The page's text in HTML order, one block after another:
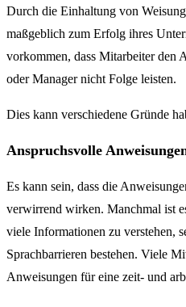
Durch die Einhaltung von
maßgeblich zum Erfolg ihres
vorkommen, dass Mitarbeiter den
oder Manager nicht Folge leisten.
Dies kann verschiedene Gründe
Anspruchsvolle
Es kann sein, dass die
verwirrend wirken. Manchmal ist
viele Informationen zu verstehen,
Sprachbarrieren bestehen. Viele
Anweisungen für eine zeit- und